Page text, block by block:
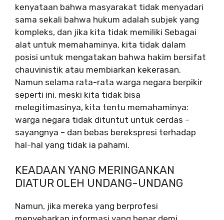
kenyataan bahwa masyarakat tidak menyadari
sama sekali bahwa hukum adalah subjek yang
kompleks, dan jika kita tidak memiliki Sebagai
alat untuk memahaminya, kita tidak dalam
posisi untuk mengatakan bahwa hakim bersifat
chauvinistik atau membiarkan kekerasan.
Namun selama rata-rata warga negara berpikir
seperti ini, meski kita tidak bisa
melegitimasinya, kita tentu memahaminya:
warga negara tidak dituntut untuk cerdas –
sayangnya – dan bebas berekspresi terhadap
hal-hal yang tidak ia pahami.
KEADAAN YANG MERINGANKAN
DIATUR OLEH UNDANG-UNDANG
Namun, jika mereka yang berprofesi